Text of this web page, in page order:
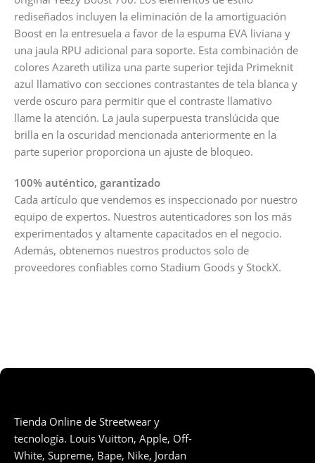
rediseñados incluyen la eliminación de la amortiguación
Boost en la entresuela a favor de la espuma EVA liviana y
una jaula RPU adicional para soporte. Esta combinación de
colores Azareth utiliza una parte superior tejida Primeknit
azul llamativo con secciones contrastantes de tela blanca y
verde oscuro para permitir que el contraste llamativo
llame la atención. La jaula superpuesta translúcida que
brilla en la oscuridad mencionada anteriormente en la
parte superior proporciona un ajuste de bloqueo.
100% auténtico, garantizado
Cada artículo que vendemos es inspeccionado por nuestro
equipo de expertos. Nuestros autenticadores son los más
experimentados y altamente capacitados en el negocio.
Además, obtenemos nuestros productos solo de
proveedores confiables como Stadium Goods y StockX.
Tienda Online de Streetwear y
tecnología. Louis Vuitton, Apple, Off-
White, Supreme, Bape, Nike, Jordan